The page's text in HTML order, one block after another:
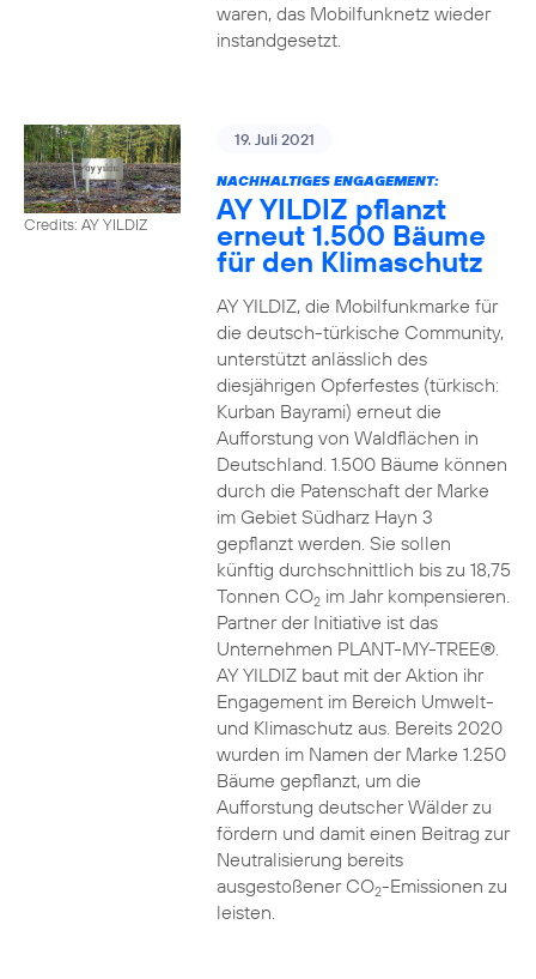
waren, das Mobilfunknetz wieder
instandgesetzt.
Credits: AY YILDIZ
19. Juli 2021
NACHHALTIGES ENGAGEMENT:
AY YILDIZ pflanzt
erneut 1.500 Bäume
für den Klimaschutz
AY YILDIZ, die Mobilfunkmarke für
die deutsch-türkische Community,
unterstützt anlässlich des
diesjährigen Opferfestes (türkisch:
Kurban Bayrami) erneut die
Aufforstung von Waldflächen in
Deutschland. 1.500 Bäume können
durch die Patenschaft der Marke
im Gebiet Südharz Hayn 3
gepflanzt werden. Sie sollen
künftig durchschnittlich bis zu 18,75
Tonnen CO2im Jahr kompensieren.
Partner der Initiative ist das
Unternehmen PLANT-MY-TREE®.
AY YILDIZ baut mit der Aktion ihr
Engagement im Bereich Umwelt-
und Klimaschutz aus. Bereits 2020
wurden im Namen der Marke 1.250
Bäume gepflanzt, um die
Aufforstung deutscher Wälder zu
fördern und damit einen Beitrag zur
Neutralisierung bereits
ausgestoßener CO2-Emissionen zu
leisten.